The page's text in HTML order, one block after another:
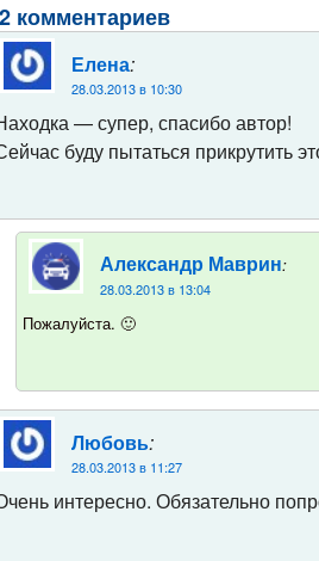
комментариев
Елена:
28.03.2013 в 10:30
— супер, спасибо автор!
буду пытаться прикрутить
Александр Маврин:
28.03.2013 в 13:04
Пожалуйста. 🙂
Любовь:
28.03.2013 в 11:27
интересно. Обязательно